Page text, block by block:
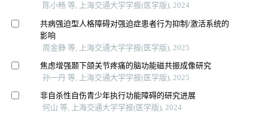
陈小畅 等, 上海交通大学学报(医学版), 2024
共病强迫型人格障碍对强迫症患者行为抑制/激活系统的
影响
周金静 等, 上海交通大学学报(医学版), 2025
焦虑增强颞下颌关节疼痛的脑功能磁共振成像研究
孙一丹 等, 上海交通大学学报(医学版), 2025
非自杀性自伤青少年执行功能障碍的研究进展
何山 等, 上海交通大学学报(医学版), 2024